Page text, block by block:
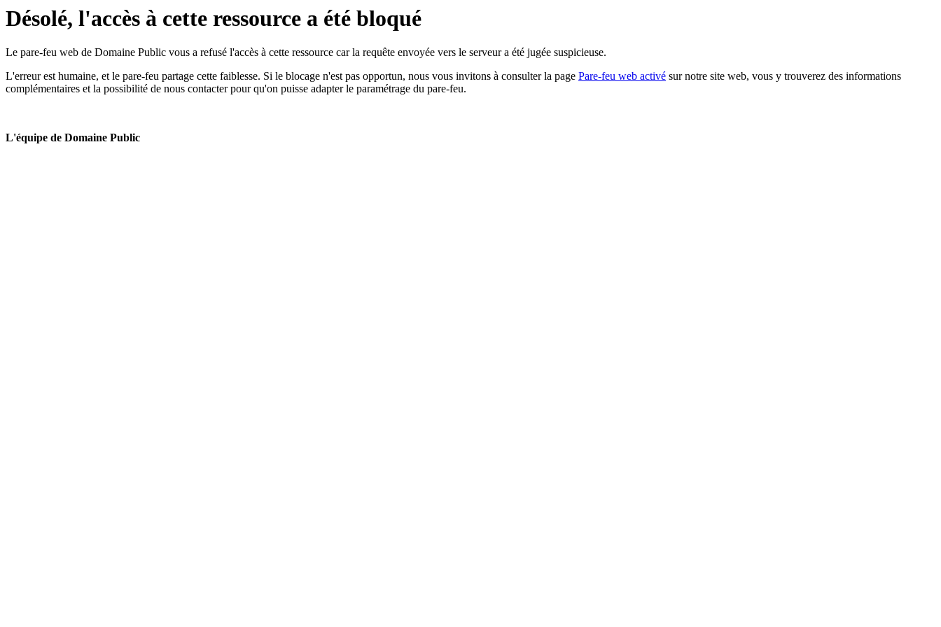
Désolé, l'accès à cette ressource a été bloqué
Le pare-feu web de Domaine Public vous a refusé l'accès à cette ressource car la requête envoyée vers le serveur a été jugée suspicieuse.
L'erreur est humaine, et le pare-feu partage cette faiblesse. Si le blocage n'est pas opportun, nous vous invitons à consulter la page Pare-feu web activé sur notre site web, vous y trouverez des informations
complémentaires et la possibilité de nous contacter pour qu'on puisse adapter le paramétrage du pare-feu.
L'équipe de Domaine Public